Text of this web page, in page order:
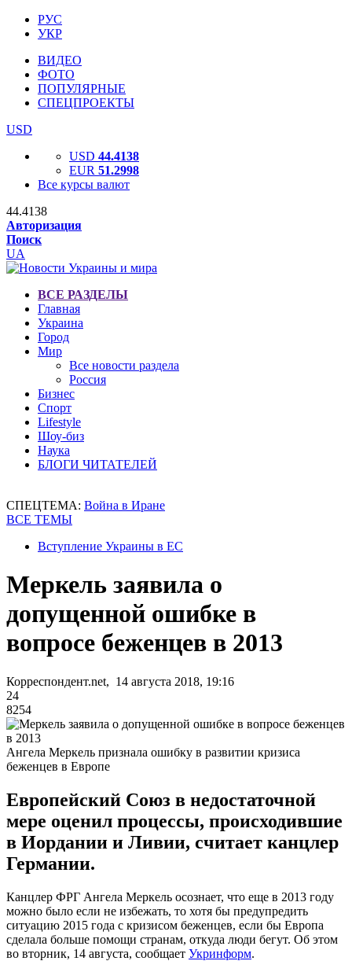
РУС
УКР
ВИДЕО
ФОТО
ПОПУЛЯРНЫЕ
СПЕЦПРОЕКТЫ
USD
USD 44.4138
EUR 51.2998
Все курсы валют
44.4138
Авторизация
Поиск
UA
ВСЕ РАЗДЕЛЫ
Главная
Украина
Город
Мир
Все новости раздела
Россия
Бизнес
Спорт
Lifestyle
Шоу-биз
Наука
БЛОГИ ЧИТАТЕЛЕЙ
СПЕЦТЕМА: Война в Иране
ВСЕ ТЕМЫ
Вступление Украины в ЕС
Меркель заявила о
допущенной ошибке в
вопросе беженцев в 2013
Корреспондент.net, 14 августа 2018, 19:16
24
8254
Ангела Меркель признала ошибку в развитии кризиса
беженцев в Европе
Европейский Союз в недостаточной
мере оценил процессы, происходившие
в Иордании и Ливии, считает канцлер
Германии.
Канцлер ФРГ Ангела Меркель осознает, что еще в 2013 году
можно было если не избежать, то хотя бы предупредить
ситуацию 2015 года с кризисом беженцев, если бы Европа
сделала больше помощи странам, откуда люди бегут. Об этом
во вторник, 14 августа, сообщает Укринформ.